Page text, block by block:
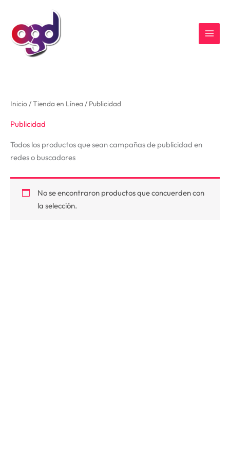
contenido
Inicio/Tienda en Línea / Publicidad
Publicidad
Todos los productos que sean campañas de publicidad en
redes o buscadores
No se encontraron productos que concuerden con
la selección.